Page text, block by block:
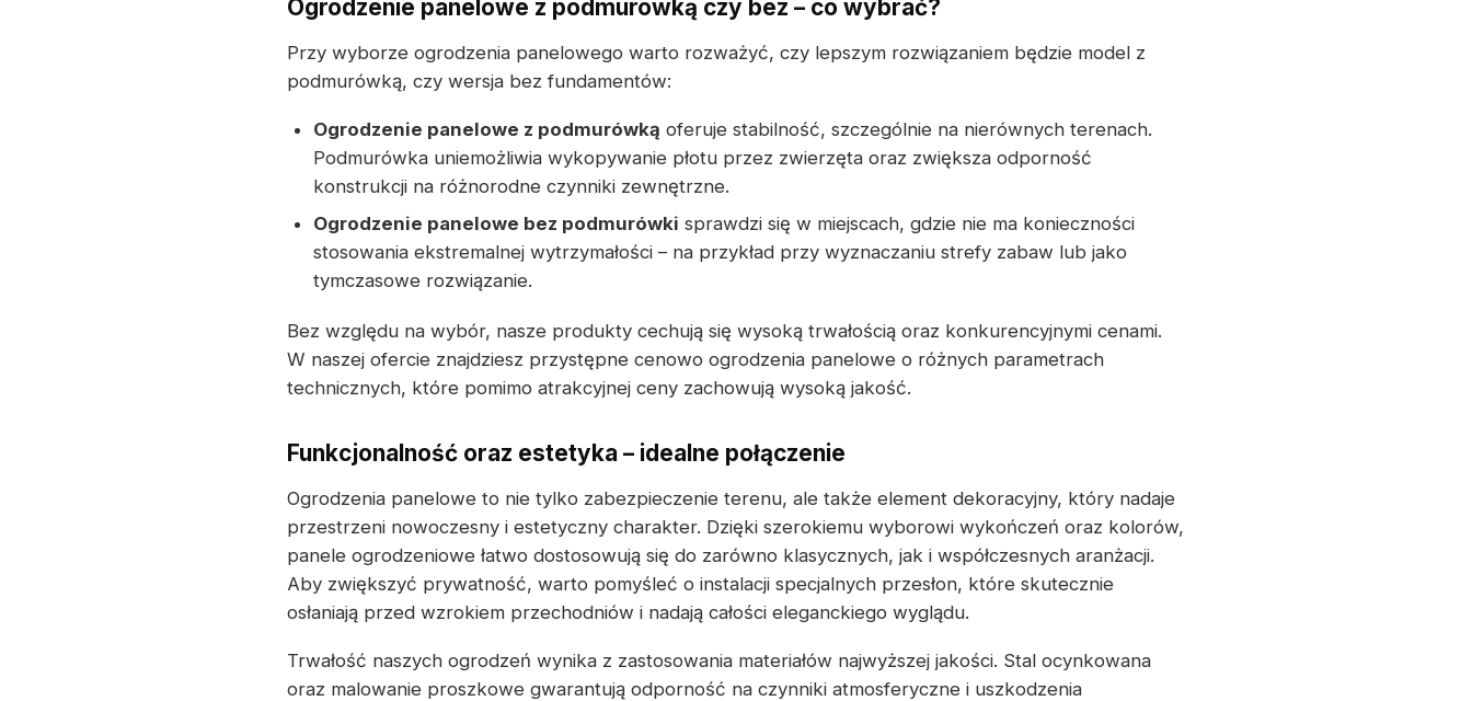
Ogrodzenie panelowe z podmurówką czy bez – co wybrać?
Przy wyborze ogrodzenia panelowego warto rozważyć, czy lepszym rozwiązaniem będzie model z
podmurówką, czy wersja bez fundamentów:
Ogrodzenie panelowe z podmurówką oferuje stabilność, szczególnie na nierównych terenach.
Podmurówka uniemożliwia wykopywanie płotu przez zwierzęta oraz zwiększa odporność
konstrukcji na różnorodne czynniki zewnętrzne.
Ogrodzenie panelowe bez podmurówki sprawdzi się w miejscach, gdzie nie ma konieczności
stosowania ekstremalnej wytrzymałości – na przykład przy wyznaczaniu strefy zabaw lub jako
tymczasowe rozwiązanie.
Bez względu na wybór, nasze produkty cechują się wysoką trwałością oraz konkurencyjnymi cenami.
W naszej ofercie znajdziesz przystępne cenowo ogrodzenia panelowe o różnych parametrach
technicznych, które pomimo atrakcyjnej ceny zachowują wysoką jakość.
Funkcjonalność oraz estetyka – idealne połączenie
Ogrodzenia panelowe to nie tylko zabezpieczenie terenu, ale także element dekoracyjny, który nadaje
przestrzeni nowoczesny i estetyczny charakter. Dzięki szerokiemu wyborowi wykończeń oraz kolorów,
panele ogrodzeniowe łatwo dostosowują się do zarówno klasycznych, jak i współczesnych aranżacji.
Aby zwiększyć prywatność, warto pomyśleć o instalacji specjalnych przesłon, które skutecznie
osłaniają przed wzrokiem przechodniów i nadają całości eleganckiego wyglądu.
Trwałość naszych ogrodzeń wynika z zastosowania materiałów najwyższej jakości. Stal ocynkowana
oraz malowanie proszkowe gwarantują odporność na czynniki atmosferyczne i uszkodzenia